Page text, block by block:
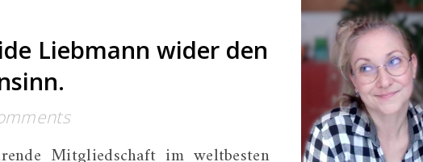
Liebmann wider den
Mitgliedschaft im weltbesten